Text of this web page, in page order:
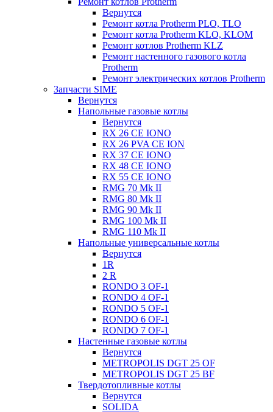
Вернутся
Ремонт котла Protherm PLO, TLO
Ремонт котла Protherm KLO, KLOM
Ремонт котлов Protherm KLZ
Ремонт настенного газового котла
Protherm
Ремонт электрических котлов Protherm
Запчасти SIME
Вернутся
Напольные газовые котлы
Вернутся
RX 26 CE IONO
RX 26 PVA CE ION
RX 37 CE IONO
RX 48 CE IONO
RX 55 CE IONO
RMG 70 Mk II
RMG 80 Mk II
RMG 90 Mk II
RMG 100 Mk II
RMG 110 Mk II
Напольные универсальные котлы
Вернутся
1R
2 R
RONDO 3 OF-1
RONDO 4 OF-1
RONDO 5 OF-1
RONDO 6 OF-1
RONDO 7 OF-1
Настенные газовые котлы
Вернутся
METROPOLIS DGT 25 OF
METROPOLIS DGT 25 BF
Твердотопливные котлы
Вернутся
SOLIDA